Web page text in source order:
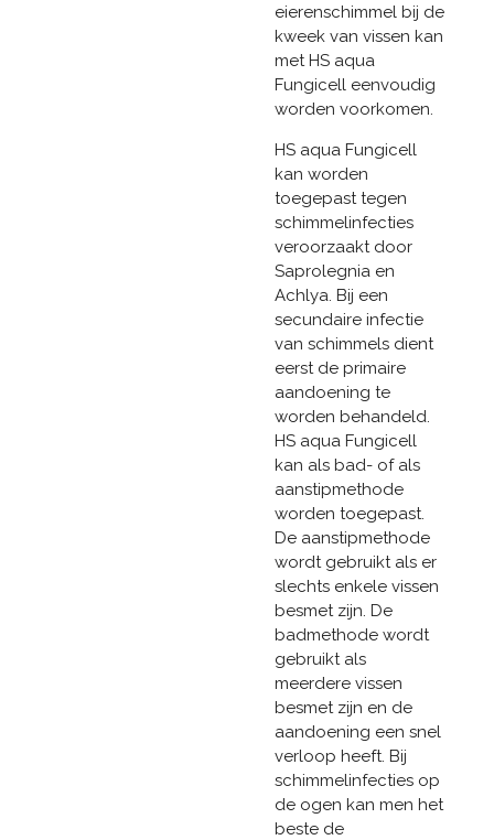
eierenschimmel bij de
kweek van vissen kan
met HS aqua
Fungicell eenvoudig
worden voorkomen.
HS aqua Fungicell
kan worden
toegepast tegen
schimmelinfecties
veroorzaakt door
Saprolegnia en
Achlya. Bij een
secundaire infectie
van schimmels dient
eerst de primaire
aandoening te
worden behandeld.
HS aqua Fungicell
kan als bad- of als
aanstipmethode
worden toegepast.
De aanstipmethode
wordt gebruikt als er
slechts enkele vissen
besmet zijn. De
badmethode wordt
gebruikt als
meerdere vissen
besmet zijn en de
aandoening een snel
verloop heeft. Bij
schimmelinfecties op
de ogen kan men het
beste de